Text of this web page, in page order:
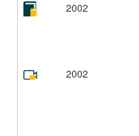
2002
2002